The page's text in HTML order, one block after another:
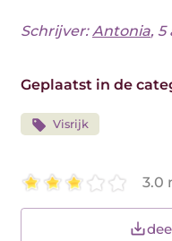
Schrijver:Antonia, 5
Geplaatst in de
Visrijk
3.0